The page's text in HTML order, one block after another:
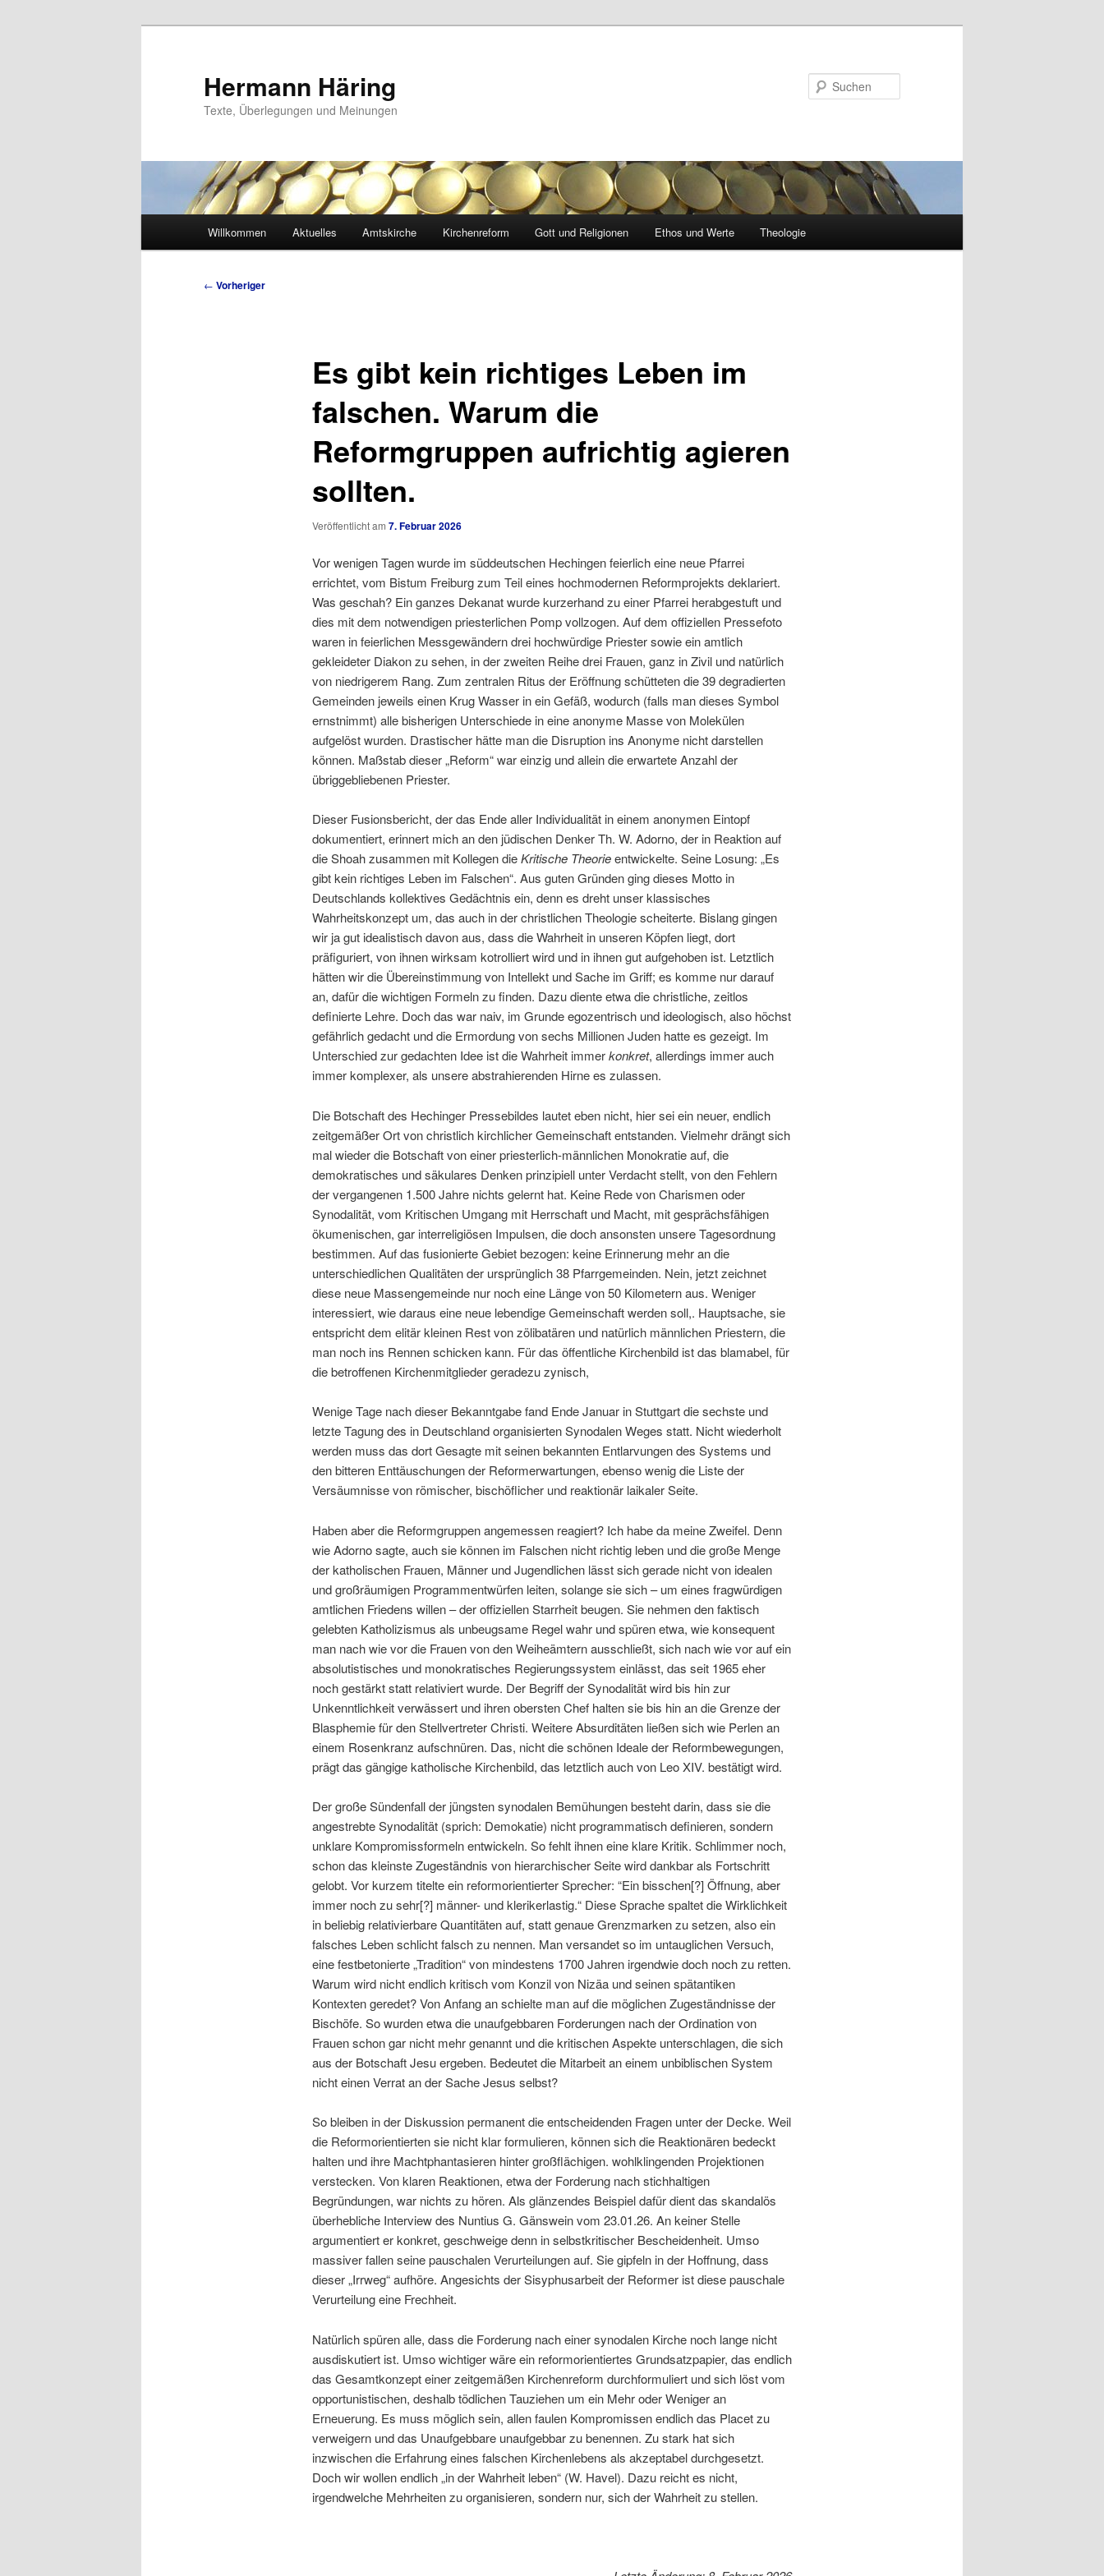
Hermann Häring
Texte, Überlegungen und Meinungen
Willkommen Aktuelles Amtskirche Kirchenreform Gott und Religionen Ethos und Werte Theologie
Beitragsnavigation
← Vorheriger
Es gibt kein richtiges Leben im
falschen. Warum die
Reformgruppen aufrichtig agieren
sollten.
Veröffentlicht am 7. Februar 2026
Vor wenigen Tagen wurde im süddeutschen Hechingen feierlich eine neue Pfarrei
errichtet, vom Bistum Freiburg zum Teil eines hochmodernen Reformprojekts deklariert.
Was geschah? Ein ganzes Dekanat wurde kurzerhand zu einer Pfarrei herabgestuft und
dies mit dem notwendigen priesterlichen Pomp vollzogen. Auf dem offiziellen Pressefoto
waren in feierlichen Messgewändern drei hochwürdige Priester sowie ein amtlich
gekleideter Diakon zu sehen, in der zweiten Reihe drei Frauen, ganz in Zivil und natürlich
von niedrigerem Rang. Zum zentralen Ritus der Eröffnung schütteten die 39 degradierten
Gemeinden jeweils einen Krug Wasser in ein Gefäß, wodurch (falls man dieses Symbol
ernstnimmt) alle bisherigen Unterschiede in eine anonyme Masse von Molekülen
aufgelöst wurden. Drastischer hätte man die Disruption ins Anonyme nicht darstellen
können. Maßstab dieser „Reform“ war einzig und allein die erwartete Anzahl der
übriggebliebenen Priester.
Dieser Fusionsbericht, der das Ende aller Individualität in einem anonymen Eintopf
dokumentiert, erinnert mich an den jüdischen Denker Th. W. Adorno, der in Reaktion auf
die Shoah zusammen mit Kollegen dieKritische Theorieentwickelte. Seine Losung: „Es
gibt kein richtiges Leben im Falschen“. Aus guten Gründen ging dieses Motto in
Deutschlands kollektives Gedächtnis ein, denn es dreht unser klassisches
Wahrheitskonzept um, das auch in der christlichen Theologie scheiterte. Bislang gingen
wir ja gut idealistisch davon aus, dass die Wahrheit in unseren Köpfen liegt, dort
präfiguriert, von ihnen wirksam kotrolliert wird und in ihnen gut aufgehoben ist. Letztlich
hätten wir die Übereinstimmung von Intellekt und Sache im Griff; es komme nur darauf
an, dafür die wichtigen Formeln zu finden. Dazu diente etwa die christliche, zeitlos
definierte Lehre. Doch das war naiv, im Grunde egozentrisch und ideologisch, also höchst
gefährlich gedacht und die Ermordung von sechs Millionen Juden hatte es gezeigt. Im
Unterschied zur gedachten Idee ist die Wahrheit immerkonkret, allerdings immer auch
immer komplexer, als unsere abstrahierenden Hirne es zulassen.
Die Botschaft des Hechinger Pressebildes lautet eben nicht, hier sei ein neuer, endlich
zeitgemäßer Ort von christlich kirchlicher Gemeinschaft entstanden. Vielmehr drängt sich
mal wieder die Botschaft von einer priesterlich-männlichen Monokratie auf, die
demokratisches und säkulares Denken prinzipiell unter Verdacht stellt, von den Fehlern
der vergangenen 1.500 Jahre nichts gelernt hat. Keine Rede von Charismen oder
Synodalität, vom Kritischen Umgang mit Herrschaft und Macht, mit gesprächsfähigen
ökumenischen, gar interreligiösen Impulsen, die doch ansonsten unsere Tagesordnung
bestimmen. Auf das fusionierte Gebiet bezogen: keine Erinnerung mehr an die
unterschiedlichen Qualitäten der ursprünglich 38 Pfarrgemeinden. Nein, jetzt zeichnet
diese neue Massengemeinde nur noch eine Länge von 50 Kilometern aus. Weniger
interessiert, wie daraus eine neue lebendige Gemeinschaft werden soll,. Hauptsache, sie
entspricht dem elitär kleinen Rest von zölibatären und natürlich männlichen Priestern, die
man noch ins Rennen schicken kann. Für das öffentliche Kirchenbild ist das blamabel, für
die betroffenen Kirchenmitglieder geradezu zynisch,
Wenige Tage nach dieser Bekanntgabe fand Ende Januar in Stuttgart die sechste und
letzte Tagung des in Deutschland organisierten Synodalen Weges statt. Nicht wiederholt
werden muss das dort Gesagte mit seinen bekannten Entlarvungen des Systems und
den bitteren Enttäuschungen der Reformerwartungen, ebenso wenig die Liste der
Versäumnisse von römischer, bischöflicher und reaktionär laikaler Seite.
Haben aber die Reformgruppen angemessen reagiert? Ich habe da meine Zweifel. Denn
wie Adorno sagte, auch sie können im Falschen nicht richtig leben und die große Menge
der katholischen Frauen, Männer und Jugendlichen lässt sich gerade nicht von idealen
und großräumigen Programmentwürfen leiten, solange sie sich – um eines fragwürdigen
amtlichen Friedens willen – der offiziellen Starrheit beugen. Sie nehmen den faktisch
gelebten Katholizismus als unbeugsame Regel wahr und spüren etwa, wie konsequent
man nach wie vor die Frauen von den Weiheämtern ausschließt, sich nach wie vor auf ein
absolutistisches und monokratisches Regierungssystem einlässt, das seit 1965 eher
noch gestärkt statt relativiert wurde. Der Begriff der Synodalität wird bis hin zur
Unkenntlichkeit verwässert und ihren obersten Chef halten sie bis hin an die Grenze der
Blasphemie für den Stellvertreter Christi. Weitere Absurditäten ließen sich wie Perlen an
einem Rosenkranz aufschnüren. Das, nicht die schönen Ideale der Reformbewegungen,
prägt das gängige katholische Kirchenbild, das letztlich auch von Leo XIV. bestätigt wird.
Der große Sündenfall der jüngsten synodalen Bemühungen besteht darin, dass sie die
angestrebte Synodalität (sprich: Demokatie) nicht programmatisch definieren, sondern
unklare Kompromissformeln entwickeln. So fehlt ihnen eine klare Kritik. Schlimmer noch,
schon das kleinste Zugeständnis von hierarchischer Seite wird dankbar als Fortschritt
gelobt. Vor kurzem titelte ein reformorientierter Sprecher: “Ein bisschen[?] Öffnung, aber
immer noch zu sehr[?] männer- und klerikerlastig.“ Diese Sprache spaltet die Wirklichkeit
in beliebig relativierbare Quantitäten auf, statt genaue Grenzmarken zu setzen, also ein
falsches Leben schlicht falsch zu nennen. Man versandet so im untauglichen Versuch,
eine festbetonierte „Tradition“ von mindestens 1700 Jahren irgendwie doch noch zu retten.
Warum wird nicht endlich kritisch vom Konzil von Nizäa und seinen spätantiken
Kontexten geredet? Von Anfang an schielte man auf die möglichen Zugeständnisse der
Bischöfe. So wurden etwa die unaufgebbaren Forderungen nach der Ordination von
Frauen schon gar nicht mehr genannt und die kritischen Aspekte unterschlagen, die sich
aus der Botschaft Jesu ergeben. Bedeutet die Mitarbeit an einem unbiblischen System
nicht einen Verrat an der Sache Jesus selbst?
So bleiben in der Diskussion permanent die entscheidenden Fragen unter der Decke. Weil
die Reformorientierten sie nicht klar formulieren, können sich die Reaktionären bedeckt
halten und ihre Machtphantasieren hinter großflächigen. wohlklingenden Projektionen
verstecken. Von klaren Reaktionen, etwa der Forderung nach stichhaltigen
Begründungen, war nichts zu hören. Als glänzendes Beispiel dafür dient das skandalös
überhebliche Interview des Nuntius G. Gänswein vom 23.01.26. An keiner Stelle
argumentiert er konkret, geschweige denn in selbstkritischer Bescheidenheit. Umso
massiver fallen seine pauschalen Verurteilungen auf. Sie gipfeln in der Hoffnung, dass
dieser „Irrweg“ aufhöre. Angesichts der Sisyphusarbeit der Reformer ist diese pauschale
Verurteilung eine Frechheit.
Natürlich spüren alle, dass die Forderung nach einer synodalen Kirche noch lange nicht
ausdiskutiert ist. Umso wichtiger wäre ein reformorientiertes Grundsatzpapier, das endlich
das Gesamtkonzept einer zeitgemäßen Kirchenreform durchformuliert und sich löst vom
opportunistischen, deshalb tödlichen Tauziehen um ein Mehr oder Weniger an
Erneuerung. Es muss möglich sein, allen faulen Kompromissen endlich das Placet zu
verweigern und das Unaufgebbare unaufgebbar zu benennen. Zu stark hat sich
inzwischen die Erfahrung eines falschen Kirchenlebens als akzeptabel durchgesetzt.
Doch wir wollen endlich „in der Wahrheit leben“ (W. Havel). Dazu reicht es nicht,
irgendwelche Mehrheiten zu organisieren, sondern nur, sich der Wahrheit zu stellen.